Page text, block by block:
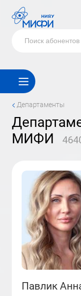
< Департаменты
департамент закупок НИЯУ
МИФИ
Павлик